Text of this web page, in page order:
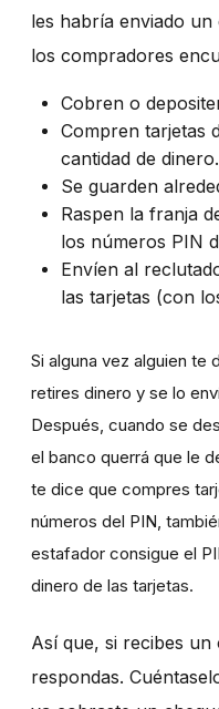
les habría enviado
los compradores
Cobren o
Compren tarjetas
cantidad de dinero.
Se guarden
Raspen la franja
los números PIN
Envíen al
las tarjetas (con
Si alguna vez alguien te
retires dinero y se lo
Después, cuando se
el banco querrá que le
te dice que compres
números del PIN,
estafador consigue el
dinero de las tarjetas.
Así que, si recibes
respondas.